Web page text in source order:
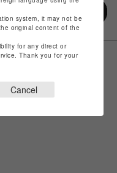
system, it may not be
original content of the
for any direct or
Thank you for your
Cancel